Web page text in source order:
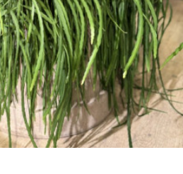
Chokolade
Vin
Øl